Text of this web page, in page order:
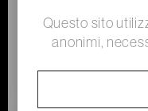
Questo sito
anonimi,